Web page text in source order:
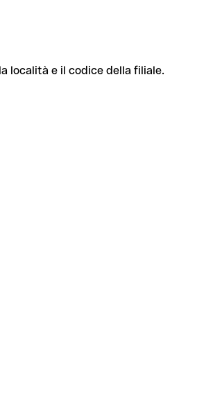
località e il codice della filiale.